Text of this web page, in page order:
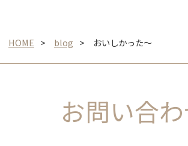
HOME blog おいしかった〜
お問い合